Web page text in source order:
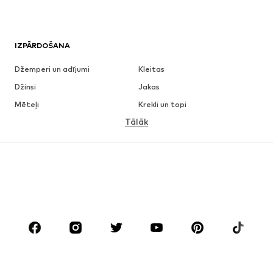
IZPĀRDOŠANA
Džemperi un adījumi
Kleitas
Džinsi
Jakas
Mēteļi
Krekli un topi
Apakšveļa
Svārki
Blūzes un tunikas
Aksesuāri
Premium
Tālāk